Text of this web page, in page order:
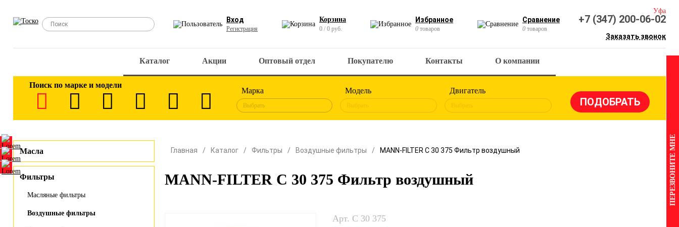
Вход
Регистрация
Корзина
0 / 0 руб.
Избранное
0 товаров
Сравнение
0 товаров
Уфа
+7 (347) 200-06-02
Заказать звонок
Каталог Акции Оптовый отдел Покупателю Контакты О компании
Поиск по марке и модели
Марка
Выбрать
Модель
Выбрать
Двигатель
Выбрать
Масла
Фильтры
Масляные фильтры
Воздушные фильтры
Главная Каталог Фильтры Воздушные фильтры MANN-FILTER C 30 375 Фильтр воздушный
MANN-FILTER C 30 375 Фильтр воздушный
Арт. C 30 375
ПЕРЕЗВОНИТЕ МНЕ